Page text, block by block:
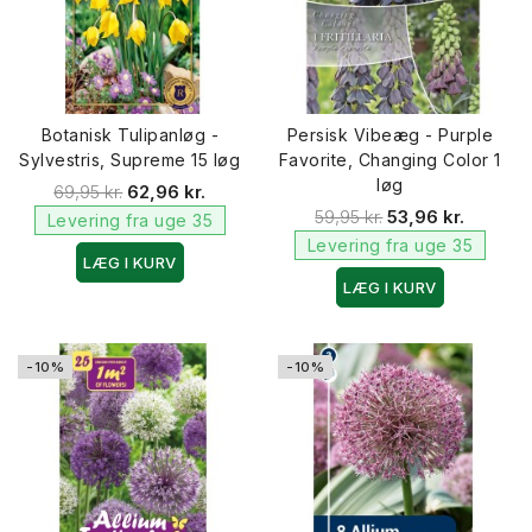
Botanisk Tulipanløg -
Sylvestris, Supreme 15 løg
69,95 kr. 62,96 kr.
Levering fra uge 35
LÆG I KURV
Persisk Vibeæg - Purple
Favorite, Changing Color 1
løg
59,95 kr. 53,96 kr.
Levering fra uge 35
LÆG I KURV
-10% -10%